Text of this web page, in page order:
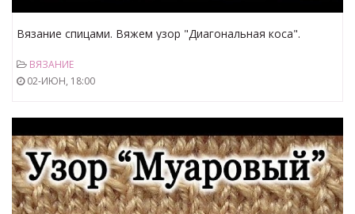
Вязание спицами. Вяжем узор "Диагональная коса".
ВЯЗАНИЕ
02-ИЮН, 18:00